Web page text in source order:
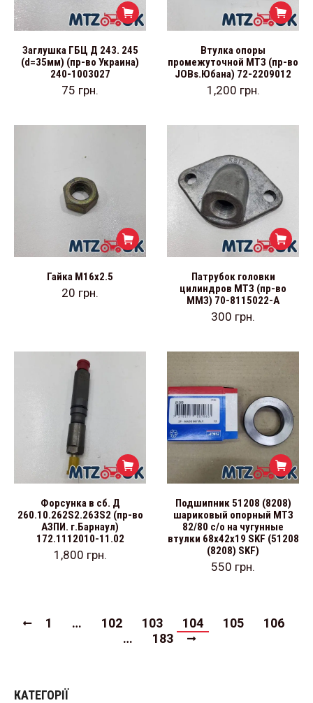
Заглушка ГБЦ Д 243. 245
(d=35мм) (пр-во Украина)
240-1003027
75 грн.
Втулка опоры
промежуточной МТЗ (пр-во
JOBs.Юбана) 72-2209012
1,200 грн.
Гайка М16х2.5
20 грн.
Патрубок головки
цилиндров МТЗ (пр-во
ММЗ) 70-8115022-А
300 грн.
Форсунка в сб. Д
260.10.262S2.263S2 (пр-во
АЗПИ. г.Барнаул)
172.1112010-11.02
1,800 грн.
Подшипник 51208 (8208)
шариковый опорный МТЗ
82/80 с/о на чугунные
втулки 68х42х19 SKF (51208
(8208) SKF)
550 грн.
1 … 102 103 104 105
106
…
183
КАТЕГОРІЇ